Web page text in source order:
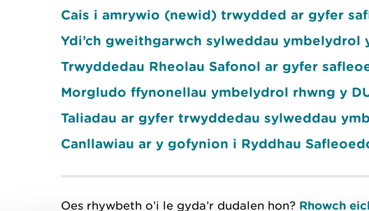
Cais i amrywio (newid) trwydded ar gyfer
Ydi’ch gweithgarwch sylweddau ymbelydrol
Trwyddedau Rheolau Safonol ar gyfer
Morgludo ffynonellau ymbelydrol rhwng y
Taliadau ar gyfer trwyddedau sylweddau
Canllawiau ar y gofynion i Ryddhau
Oes rhywbeth o’i le gyda’r dudalen hon? Rhowch